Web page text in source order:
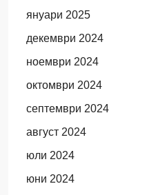
януари 2025
декември 2024
ноември 2024
октомври 2024
септември 2024
август 2024
юли 2024
юни 2024